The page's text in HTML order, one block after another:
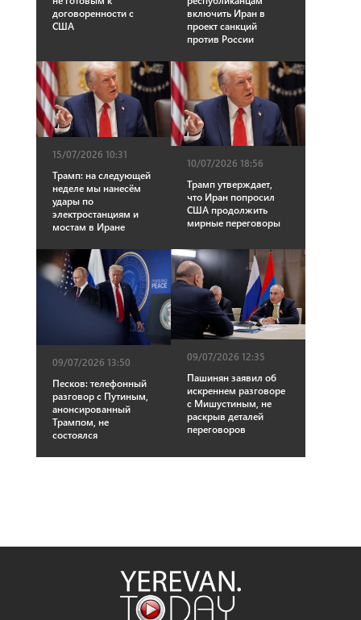
договоренности с
США
включить Иран в
проект санкций
против России
15/07/2026 10:31
Трамп: на следующей
неделе мы нанесём
удары по
электростанциям и
мостам в Иране
10/07/2026 18:56
Трамп утверждает,
что Иран попросил
США продолжить
мирные переговоры
09/07/2026 13:50
Песков: телефонный
разговор с Путиным,
анонсированный
Трампом, не
состоялся
09/07/2026 12:35
Пашинян заявил об
искреннем разговоре
с Мишустиным, не
раскрыв деталей
переговоров